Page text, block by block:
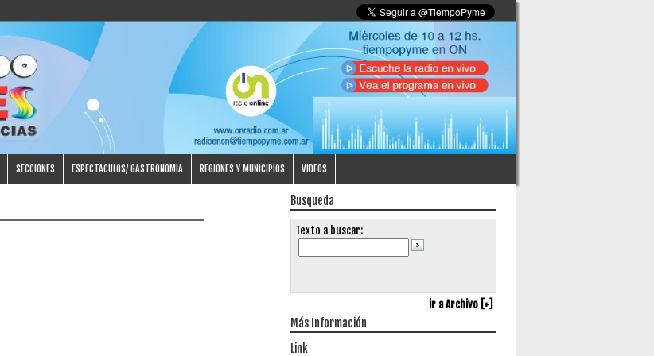
SECCIONES ESPECTACULOS/ GASTRONOMIA REGIONES Y MUNICIPIOS VIDEOS
Busqueda
Texto a buscar:
ir a Archivo [+]
Más Información
Link